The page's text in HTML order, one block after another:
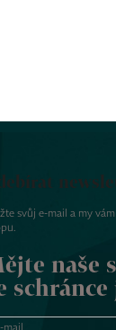
svůj e-mail a my
naše